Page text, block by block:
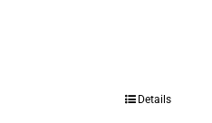
Details